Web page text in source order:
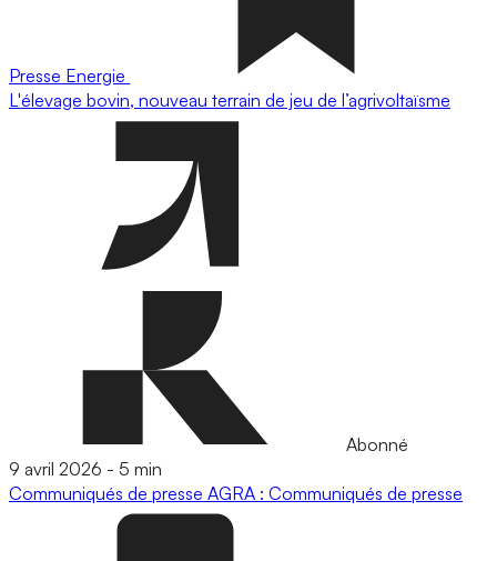
Presse Energie
L'élevage bovin, nouveau terrain de jeu de l’agrivoltaïsme
Abonné
9 avril 2026 - 5 min
Communiqués de presse AGRA : Communiqués de presse